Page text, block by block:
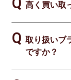
高く買い取
取り扱いブ
ですか？